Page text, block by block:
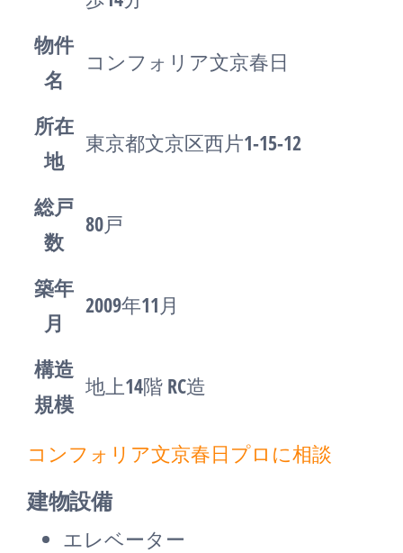
物件
名
コンフォリア文京春日
所在
地
東京都文京区西片1-15-12
総戸
数
80戸
築年
月
2009年11月
構造
規模
地上14階 RC造
コンフォリア文京春日プロに相談
建物設備
エレベーター